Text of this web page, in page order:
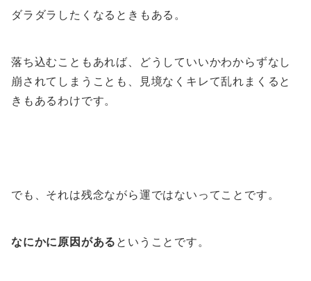
ダラダラしたくなるときもある。
落ち込むこともあれば、どうしていいかわからずなし
崩されてしまうことも、見境なくキレて乱れまくると
きもあるわけです。
でも、それは残念ながら運ではないってことです。
なにかに原因がある ということです。